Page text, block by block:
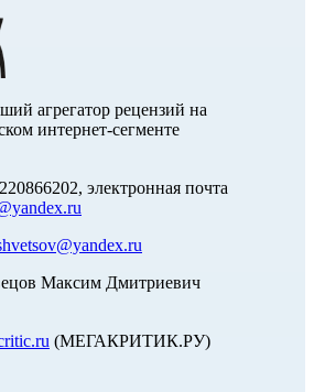
агрегатор рецензий на
интернет-сегменте
электронная почта
Максим Дмитриевич
(МЕГАКРИТИК.РУ)